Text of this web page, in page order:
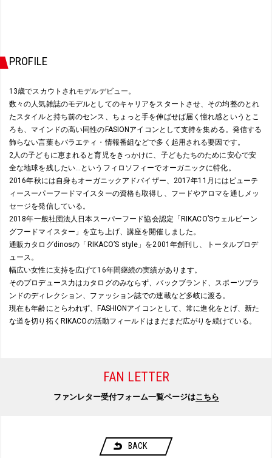
PROFILE
13歳でスカウトされモデルデビュー。
数々の人気雑誌のモデルとしてのキャリアをスタートさせ、その均整のとれ
たスタイルと持ち前のセンス、ちょっと手を伸ばせば届く憧れ感というとこ
ろも、マインドの高い同性のFASIONアイコンとして支持を集める。発信する
飾らない言葉もバラエティ・情報番組などで多く起用される要因です。
2人の子どもに恵まれると育児をきっかけに、子どもたちのために安心で安
全な地球を残したい…というフィロソフィーでオーガニックに特化。
2016年秋には自身もオーガニックアドバイザー、2017年11月にはビューテ
ィースーパーフードマイスターの資格も取得し、フードやアロマを通しメッ
セージを発信している。
2018年一般社団法人日本スーパーフード協会認定「RIKACO’Sウェルビーン
グフードマイスター」を立ち上げ、講座を開催しました。
通販カタログdinosの「RIKACO’S style」を2001年創刊し、トータルプロデ
ュース。
幅広い女性に支持を広げて16年間継続の実績があります。
そのプロデュース力はカタログのみならず、バックブランド、スポーツブラ
ンドのディレクション、ファッション誌での連載など多岐に渡る。
現在も年齢にとらわれず、FASHIONアイコンとして、常に進化をとげ、新た
な道を切り拓くRIKACOの活動フィールドはまだまだ広がりを続けている。
FAN LETTER
ファンレター受付フォーム一覧ページはこちら
BACK